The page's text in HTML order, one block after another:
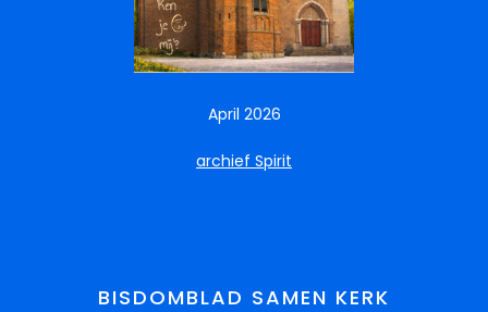
April 2026
archief Spirit
BISDOMBLAD SAMEN KERK